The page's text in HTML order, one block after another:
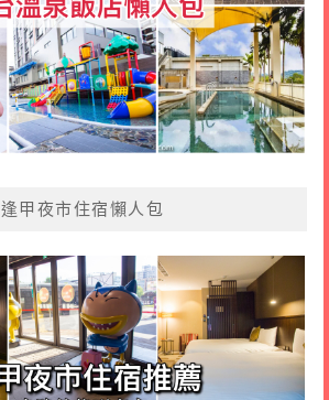
逢甲夜市住宿懶人包